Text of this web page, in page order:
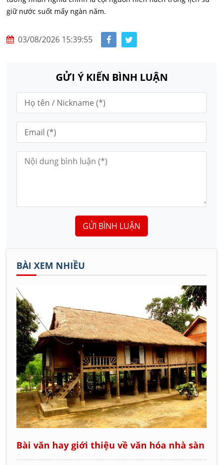
giữ nước suốt mấy ngàn năm.
03/08/2026 15:39:55
GỬI Ý KIẾN BÌNH LUẬN
GỬI BÌNH LUẬN
BÀI XEM NHIỀU
Bài văn hay giới thiệu về văn hóa nhà sàn